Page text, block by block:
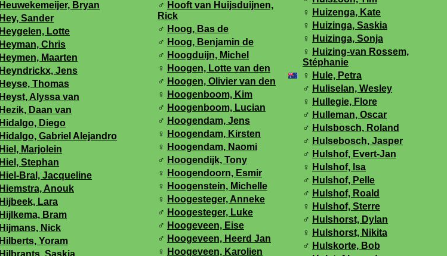
Heuwekemeijer, Bryan
Hey, Sander
Heygelen, Lotte
Heyman, Chris
Heymen, Maarten
Heyndrickx, Jens
Heyse, Thomas
Heyst, Alyssa van
Hezik, Daan van
Hidalgo, Diego
Hidalgo, Gabriel Alejandro
Hiel, Marjolein
Hiel, Stephan
Hiel-Bral, Jacqueline
Hiemstra, Anouk
Hijbeek, Lara
Hijlkema, Bram
Hijmans, Nick
Hilberts, Yoram
Hilbrants, Saskia
♂ Hooft van Huijsduijnen,
Rick
♂ Hoog, Bas de
♂ Hoog, Benjamin de
♂ Hoogduijn, Michel
♀ Hoogen, Lotte van den
♂ Hoogen, Olivier van den
♀ Hoogenboom, Kim
♂ Hoogenboom, Lucian
♂ Hoogendam, Jens
♀ Hoogendam, Kirsten
♀ Hoogendam, Naomi
♂ Hoogendijk, Tony
♀ Hoogendoorn, Esmir
♀ Hoogenstein, Michelle
♀ Hoogesteger, Anneke
♂ Hoogesteger, Luke
♂ Hoogeveen, Eise
♂ Hoogeveen, Heerd Jan
♀ Hoogeveen, Karolien
♀ Huizenga, Kate
♀ Huizinga, Saskia
♀ Huizinga, Sonja
♀ Huizing-van Rossem,
Stéphanie
♀ Hule, Petra
♂ Huliselan, Wesley
♀ Hullegie, Flore
♂ Hulleman, Oscar
♂ Hulsbosch, Roland
♂ Hulsebosch, Jasper
♂ Hulshof, Evert-Jan
♀ Hulshof, Isa
♂ Hulshof, Pelle
♂ Hulshof, Roald
♀ Hulshof, Sterre
♂ Hulshorst, Dylan
♀ Hulshorst, Nikita
♂ Hulskorte, Bob